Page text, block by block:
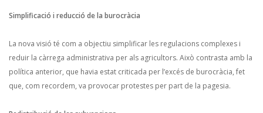
Simplificació i reducció de la burocràcia
La nova visió té com a objectiu simplificar les regulacions complexes i
reduir la càrrega administrativa per als agricultors. Això contrasta amb la
política anterior, que havia estat criticada per l’excés de burocràcia, fet
que, com recordem, va provocar protestes per part de la pagesia.